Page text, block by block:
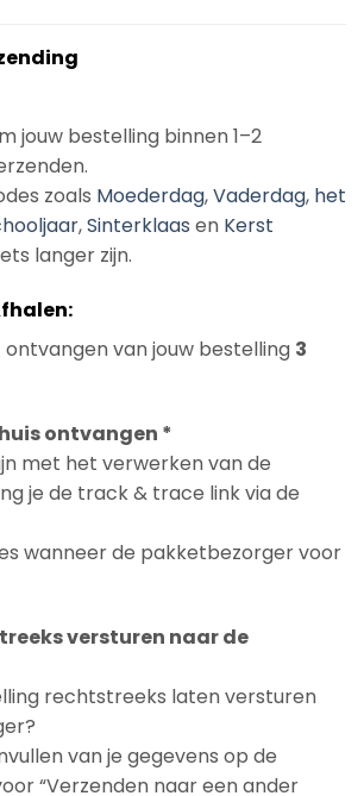
jouw bestelling binnen 1–2
zoals Moederdag,Vaderdag, het
,Sinterklaas en Kerst
langer zijn.
van jouw bestelling 3
ontvangen *
met het verwerken van de
je de track & trace link via de
wanneer de pakketbezorger voor
versturen naar de
rechtstreeks laten versturen
van je gegevens op de
“Verzenden naar een ander